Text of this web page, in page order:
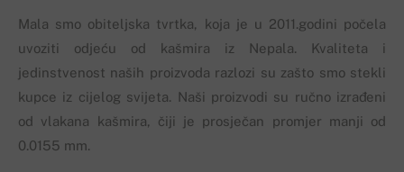
Mala smo obiteljska tvrtka, koja je u 2011.godini počela
uvoziti odjeću od kašmira iz Nepala. Kvaliteta i
jedinstvenost naših proizvoda razlozi su zašto smo stekli
kupce iz cijelog svijeta. Naši proizvodi su ručno izrađeni
od vlakana kašmira, čiji je prosječan promjer manji od
0.0155 mm.